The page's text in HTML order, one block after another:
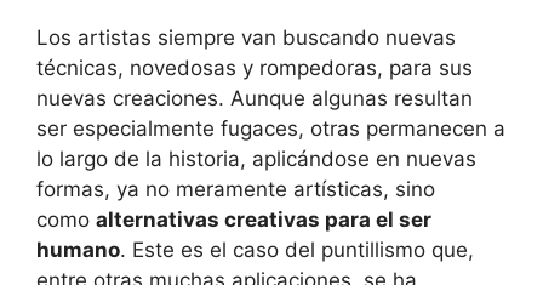
Los artistas siempre van buscando nuevas
técnicas, novedosas y rompedoras, para sus
nuevas creaciones. Aunque algunas resultan
ser especialmente fugaces, otras permanecen a
lo largo de la historia, aplicándose en nuevas
formas, ya no meramente artísticas, sino
como alternativas creativas para el ser
humano. Este es el caso del puntillismo que,
entre otras muchas aplicaciones, se ha